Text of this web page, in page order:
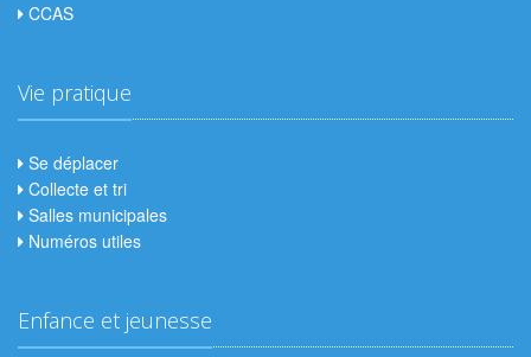
CCAS
Vie pratique
Se déplacer
Collecte et tri
Salles municipales
Numéros utiles
Enfance et jeunesse